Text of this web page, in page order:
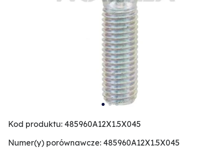
Kod produktu: 485960A12X1.5X045
Numer(y) porównawcze: 485960A12X1.5X045